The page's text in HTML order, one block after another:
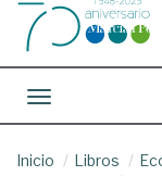
Toggle navigation
Inicio Libros